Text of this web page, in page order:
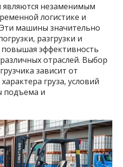
являются незаменимым
логистике и
Эти машины значительно
разгрузки и
эффективность
отраслей. Выбор
зависит от
груза, условий
подъема и